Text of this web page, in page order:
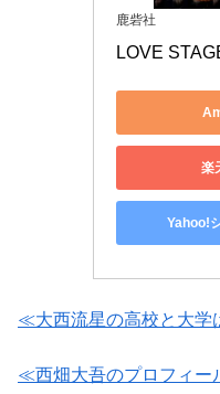
鹿砦社
LOVE
楽
Yahoo!
≪大西流星の高校と大学
≪西畑大吾のプロフィー